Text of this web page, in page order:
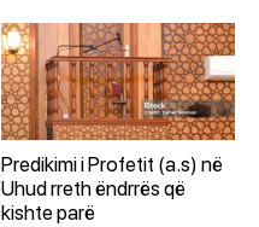
Predikimi i Profetit (a.s) në
Uhud rreth ëndrrës që
kishte parë